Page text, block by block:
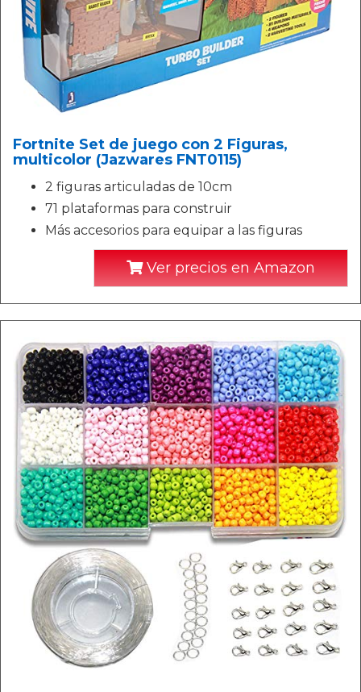
Fortnite Set de juego con 2 Figuras,
multicolor (Jazwares FNT0115)
2 figuras articuladas de 10cm
71 plataformas para construir
Más accesorios para equipar a las figuras
Ver precios en Amazon